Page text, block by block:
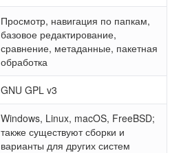
Просмотр, навигация по папкам,
базовое редактирование,
сравнение, метаданные, пакетная
обработка
GNU GPL v3
Windows, Linux, macOS, FreeBSD;
также существуют сборки и
варианты для других систем